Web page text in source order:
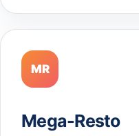
MR
Mega-Resto